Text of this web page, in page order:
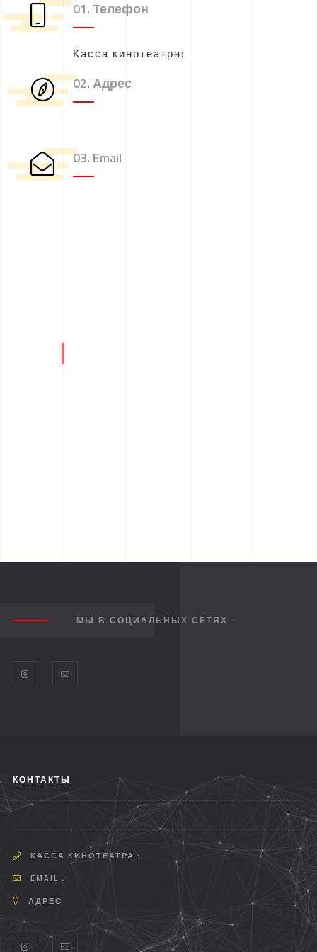
01. Телефон
Касса кинотеатра:
02. Адрес
03. Email
МЫ В СОЦИАЛЬНЫХ СЕТЯХ :
КОНТАКТЫ
КАССА КИНОТЕАТРА :
EMAIL :
АДРЕС